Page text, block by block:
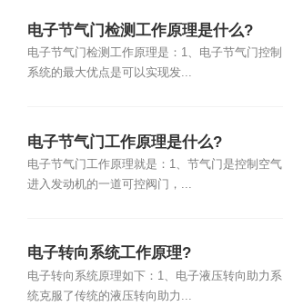
电子节气门检测工作原理是什么?
电子节气门检测工作原理是：1、电子节气门控制
系统的最大优点是可以实现发...
电子节气门工作原理是什么?
电子节气门工作原理就是：1、节气门是控制空气
进入发动机的一道可控阀门，...
电子转向系统工作原理?
电子转向系统原理如下：1、电子液压转向助力系
统克服了传统的液压转向助力...